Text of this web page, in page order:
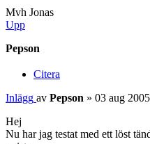
Mvh Jonas
Upp
Pepson
Citera
Inlägg av Pepson » 03 aug
Hej
Nu har jag testat med ett löst